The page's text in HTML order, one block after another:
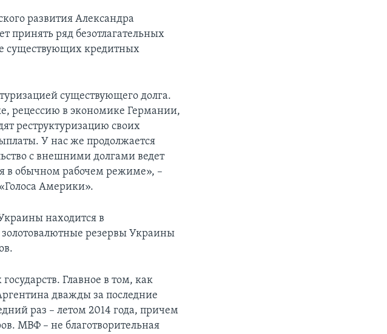
развития Александра
принять ряд безотлагательных
существующих кредитных
существующего долга.
рецессию в экономике Германии,
реструктуризацию своих
У нас же продолжается
с внешними долгами ведет
в обычном рабочем режиме», –
Америки».
находится в
резервы Украины
Главное в том, как
дважды за последние
раз – летом 2014 года, причем
МВФ – не благотворительная